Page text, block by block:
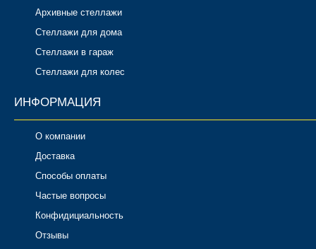
Архивные стеллажи
Стеллажи для дома
Стеллажи в гараж
Стеллажи для колес
ИНФОРМАЦИЯ
О компании
Доставка
Способы оплаты
Частые вопросы
Конфидициальность
Отзывы